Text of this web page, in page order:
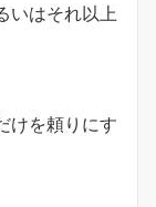
いはそれ以上
けを頼りにす